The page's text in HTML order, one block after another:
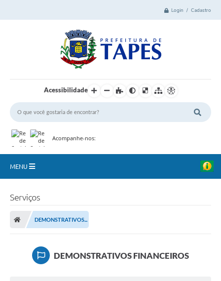
Login / Cadastro
Acessibilidade
Acompanhe-nos:
MENU
Editais
Previdência
Serviços
DEMONSTRATIVOS...
DEMONSTRATIVOS FINANCEIROS